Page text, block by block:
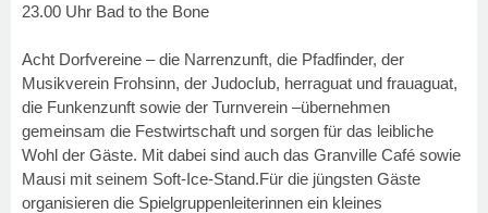
23.00 Uhr Bad to the Bone
Acht Dorfvereine – die Narrenzunft, die Pfadfinder, der
Musikverein Frohsinn, der Judoclub, herraguat und frauaguat,
die Funkenzunft sowie der Turnverein –übernehmen
gemeinsam die Festwirtschaft und sorgen für das leibliche
Wohl der Gäste. Mit dabei sind auch das Granville Café sowie
Mausi mit seinem Soft-Ice-Stand.Für die jüngsten Gäste
organisieren die Spielgruppenleiterinnen ein kleines